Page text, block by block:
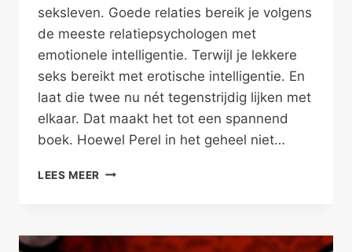
seksleven. Goede relaties bereik je volgens
de meeste relatiepsychologen met
emotionele intelligentie. Terwijl je lekkere
seks bereikt met erotische intelligentie. En
laat die twee nu nét tegenstrijdig lijken met
elkaar. Dat maakt het tot een spannend
boek. Hoewel Perel in het geheel niet…
LEES MEER EROTISCH